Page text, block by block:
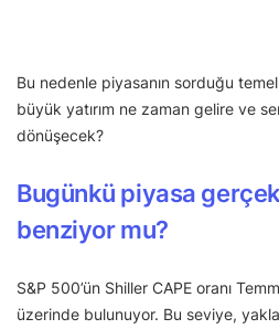
Bu nedenle piyasanın sorduğu
büyük yatırım ne zaman gelire ve
dönüşecek?
Bugünkü piyasa
benziyor mu?
S&P 500’ün Shiller CAPE oranı
üzerinde bulunuyor. Bu seviye,